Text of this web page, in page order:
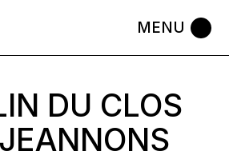
DU CLOS